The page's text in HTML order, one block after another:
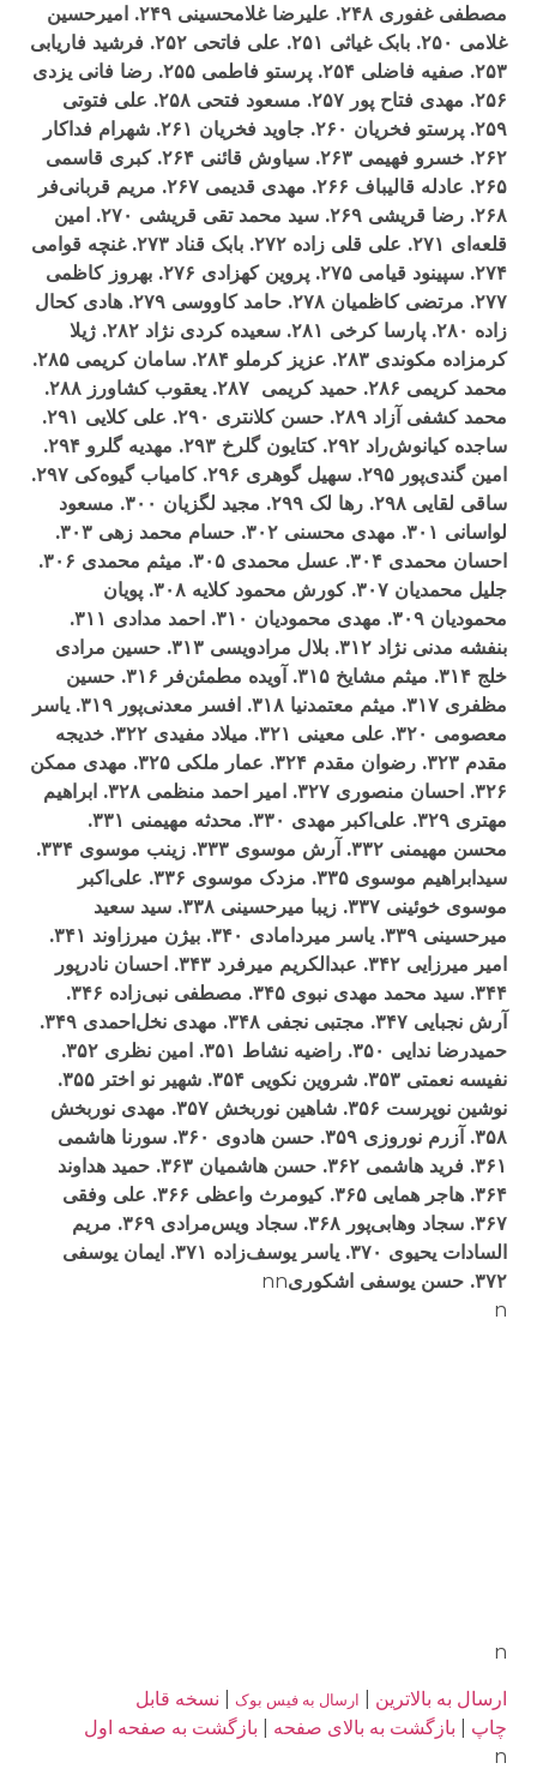
مصطفی غفوری ۲۴۸. عليرضا غلامحسينی ۲۴۹. اميرحسين
غلامی ۲۵۰. بابک غياثی ۲۵۱. علی فاتحی ۲۵۲. فرشيد فاريابی
۲۵۳. صفيه فاضلی ۲۵۴. پرستو فاطمی ۲۵۵. رضا فانی يزدی
۲۵۶. مهدی فتاح پور ۲۵۷. مسعود فتحی ۲۵۸. علی فتوتی
۲۵۹. پرستو فخريان ۲۶۰. جاويد فخريان ۲۶۱. شهرام فداکار
۲۶۲. خسرو فهيمی ۲۶۳. سياوش قائنی ۲۶۴. کبری قاسمی
۲۶۵. عادله قاليباف ۲۶۶. مهدی قديمی ۲۶۷. مريم قربانی‌فر
۲۶۸. رضا قريشی ۲۶۹. سيد محمد تقی قريشی ۲۷۰. امين
قلعه‌ای ۲۷۱. علی قلی زاده ۲۷۲. بابک قناد ۲۷۳. غنچه قوامی
۲۷۴. سپينود قيامی ۲۷۵. پروين کهزادی ۲۷۶. بهروز کاظمی
۲۷۷. مرتضی کاظميان ۲۷۸. حامد کاووسی ۲۷۹. هادی کحال
زاده ۲۸۰. پارسا کرخی ۲۸۱. سعيده کردی نژاد ۲۸۲. ژيلا
کرمزاده مکوندی ۲۸۳. عزيز کرملو ۲۸۴. سامان کريمی ۲۸۵.
محمد کريمی ۲۸۶. حميد کريمی ۲۸۷. يعقوب کشاورز ۲۸۸.
محمد کشفی آزاد ۲۸۹. حسن کلانتری ۲۹۰. علی کلايی ۲۹۱.
ساجده کيانوش‌راد ۲۹۲. کتايون گلرخ ۲۹۳. مهديه گلرو ۲۹۴.
امين گندی‌پور ۲۹۵. سهيل گوهری ۲۹۶. کامياب گيوه‌کی ۲۹۷.
ساقی لقايی ۲۹۸. رها لک ۲۹۹. مجيد لگزيان ۳۰۰. مسعود
لواسانی ۳۰۱. مهدی محسنی ۳۰۲. حسام محمد زهی ۳۰۳.
احسان محمدی ۳۰۴. عسل محمدی ۳۰۵. ميثم محمدی ۳۰۶.
جليل محمديان ۳۰۷. ﮐﻮﺭﺵ محمود کلايه ۳۰۸. پويان
محموديان ۳۰۹. مهدی محموديان ۳۱۰. احمد مدادی ۳۱۱.
بنفشه مدنی نژاد ۳۱۲. بلال مرادويسی ۳۱۳. حسين مرادی
خلج ۳۱۴. ميثم مشايخ ۳۱۵. آويده مطمئن‌‌فر ۳۱۶. حسين
مظفری ۳۱۷. ميثم معتمدنيا ۳۱۸. افسر معدنی‌پور ۳۱۹. ياسر
معصومی ۳۲۰. علی معينی ۳۲۱. ميلاد مفيدی ۳۲۲. خديجه
مقدم ۳۲۳. رضوان مقدم ۳۲۴. عمار ملکی ۳۲۵. مهدی ممکن
۳۲۶. احسان منصوری ۳۲۷. امير احمد منظمی ۳۲۸. ابراهيم
مهتری ۳۲۹. علی‌اکبر مهدی ۳۳۰. محدثه مهيمنی ۳۳۱.
محسن مهيمنی ۳۳۲. آرش موسوی ۳۳۳. زينب موسوی ۳۳۴.
سيدابراهيم موسوی ۳۳۵. مزدک موسوی ۳۳۶. علی‌اکبر
موسوی خوئينی ۳۳۷. زيبا ميرحسينی ۳۳۸. سيد سعيد
ميرحسينی ۳۳۹. ياسر ميردامادی ۳۴۰. بيژن ميرزاوند ۳۴۱.
امير ميرزايی ۳۴۲. عبدالکريم ميرفرد ۳۴۳. احسان نادرپور
۳۴۴. سيد محمد مهدی نبوی ۳۴۵. مصطفی نبی‌زاده ۳۴۶.
آرش نجبايی ۳۴۷. مجتبی نجفی ۳۴۸. مهدی نخل‌احمدی ۳۴۹.
حميدرضا ندايی ۳۵۰. راضيه نشاط ۳۵۱. امين نظری ۳۵۲.
نفيسه نعمتی ۳۵۳. شروين نکويی ۳۵۴. شهير نو اختر ۳۵۵.
نوشين نوپرست ۳۵۶. شاهين نوربخش ۳۵۷. مهدی نوربخش
۳۵۸. آزرم نوروزی ۳۵۹. حسن هادوی ۳۶۰. سورنا هاشمی
۳۶۱. فريد هاشمی ۳۶۲. حسن هاشميان ۳۶۳. حميد هداوند
۳۶۴. هاجر همايی ۳۶۵. کيومرث واعظی ۳۶۶. علی وفقی
۳۶۷. سجاد وهابی‌پور ۳۶۸. سجاد ويس‌مرادی ۳۶۹. مريم
السادات يحيوی ۳۷۰. ياسر يوسف‌زاده ۳۷۱. ايمان يوسفی
۳۷۲. حسن يوسفی اشکوری
nn
n
n
ارسال به بالاترین ارسال به فیس بوک
نسخه قابل
چاپ
بازگشت به بالای صفحه
بازگشت به صفحه اول
n